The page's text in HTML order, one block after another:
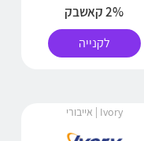
2% קאשבק
לקנייה
Ivory | אייבורי